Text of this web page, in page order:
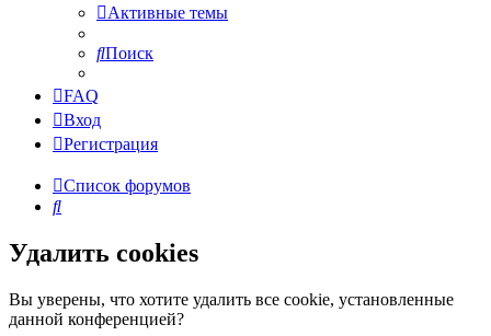
Активные темы
Поиск
FAQ
Вход
Регистрация
Список форумов
Поиск
Удалить cookies
Вы уверены, что хотите удалить все cookie, установленные
данной конференцией?